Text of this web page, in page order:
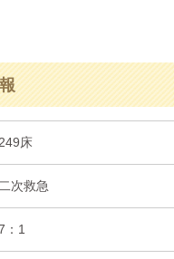
249床
二次救急
：1